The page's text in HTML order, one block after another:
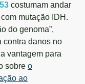
costumam andar
mutação IDH.
do genoma”,
contra danos no
vantagem para
sobre o
ao